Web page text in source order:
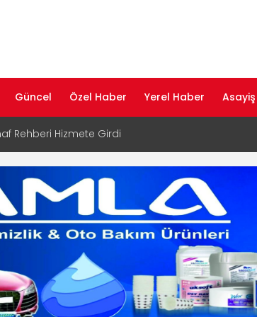
Güncel Özel Haber Yerel Haber Asayiş
Rehberi Hizmete Girdi
Yayın Hayatına Başladı | Hızlı ve Akıllı
Dijital Devrim: Rota Sepetim
Bölge Müdürü Makam Koltuğunu
Rehberi ile Google ve Yapay Zeka
Öne Çıkın